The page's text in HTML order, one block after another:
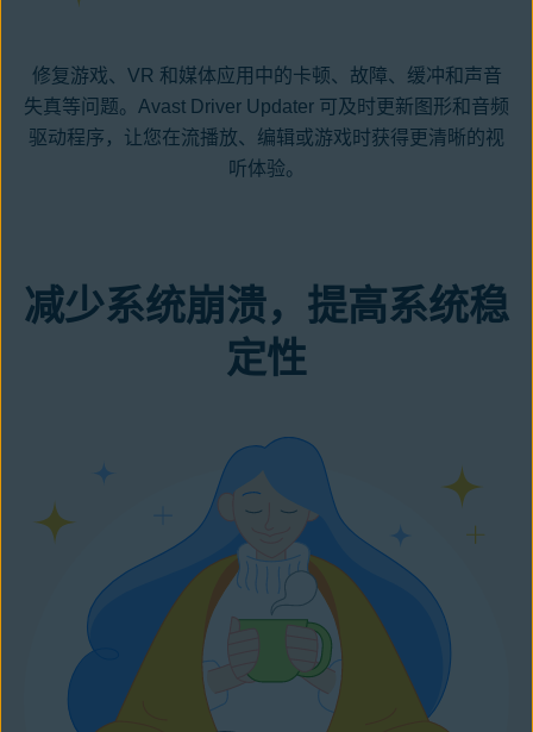
修复游戏、VR 和媒体应用中的卡顿、故障、缓冲和声音
失真等问题。Avast Driver Updater 可及时更新图形和音频
驱动程序，让您在流播放、编辑或游戏时获得更清晰的视
听体验。
减少系统崩溃，提高系统稳
定性